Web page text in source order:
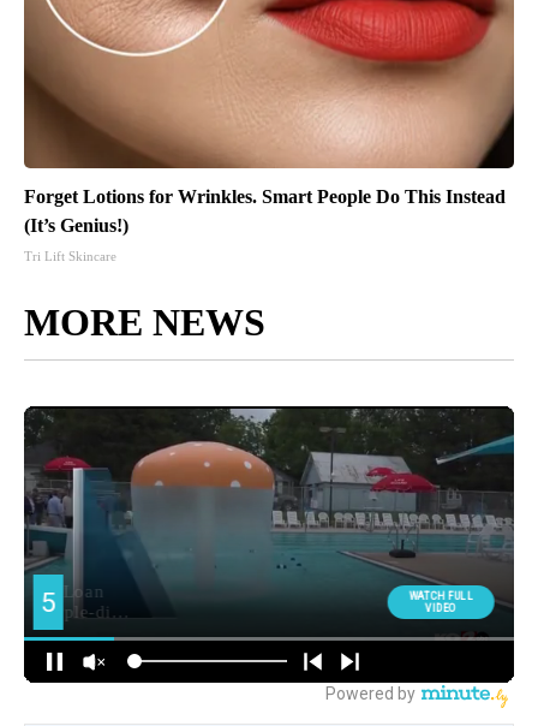
Forget Lotions for Wrinkles. Smart People Do This Instead
(It’s Genius!)
Tri Lift Skincare
MORE NEWS